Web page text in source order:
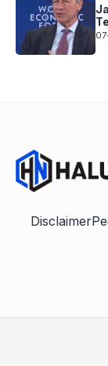
Disclaimer